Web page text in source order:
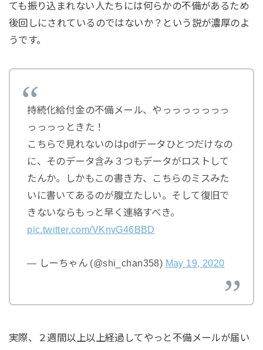
ても振り込まれない人たちには何らかの不備があるため
後回しにされているのではないか？という説が濃厚のよ
うです。
持続化給付金の不備メール、やっっっっっっっ
っっっっときた！
こちらで見れないのはpdfデータひとつだけなの
に、そのデータ含み３つもデータがロストして
たんか。しかもこの書き方、こちらのミスみた
いに書いてあるのが腹立たしい。そして復旧で
きないならもっと早く連絡すべき。
pic.twitter.com/VKnvG46BBD
— しーちゃん (@shi_chan358) May 19, 2020
実際、２週間以上以上経過してやっと不備メールが届い